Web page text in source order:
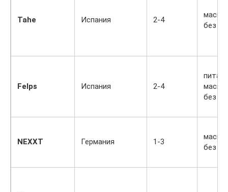
Tahe Испания 2-4
без
Felps Испания 2-4
без
NEXXT Германия 1-3
без